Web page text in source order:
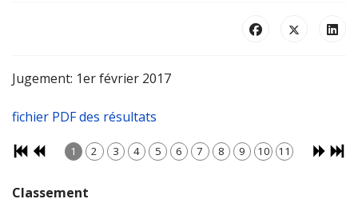
Jugement: 1er février 2017
fichier PDF des résultats
1 2 3 4 5 6 7 8 9 10 11
Classement